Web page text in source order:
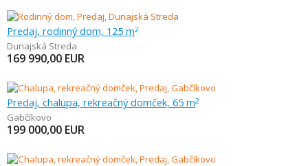
Predaj, rodinný dom, 125 m2
Dunajská Streda
169 990,00 EUR
Predaj, chalupa, rekreačný domček, 65 m2
Gabčíkovo
199 000,00 EUR